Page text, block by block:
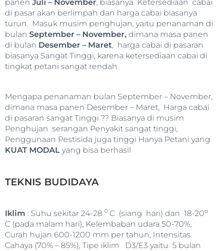
panen Juli – November, biasanya Ketersediaan cabai
di pasar akan berlimpah dan harga cabai biasanya
turun. Masuk musim penghujan, yaitu penanaman di
bulan September – November, dimana masa panen
di bulan Desember – Maret, harga cabai di pasaran
biasanya Sangat Tinggi, karena ketersediaan cabai di
tingkat petani sangat rendah.
Mengapa penanaman bulan September – November,
dimana masa panen Desember – Maret, Harga cabai
di pasaran sangat Tinggi ?? Biasanya di musim
Penghujan serangan Penyakit sangat tinggi,
Penggunaan Pestisida juga tinggi Hanya Petani yang
KUAT MODAL yang bisa berhasil
TEKNIS BUDIDAYA
Iklim : Suhu sekitar 24-28 0 C (siang hari) dan 18-20o
C (pada malam hari), Kelembaban udara 50-70%,
Curah hujan 600-1200 mm per tahun, Intensitas
Cahaya (70% – 85%), Tipe iklim D3/E3 yaitu 5 bulan